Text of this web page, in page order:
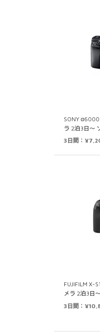
SONY
ラ 2泊3日～
3日間：
FUJIFILM X-
メラ 2泊3日
3日間：